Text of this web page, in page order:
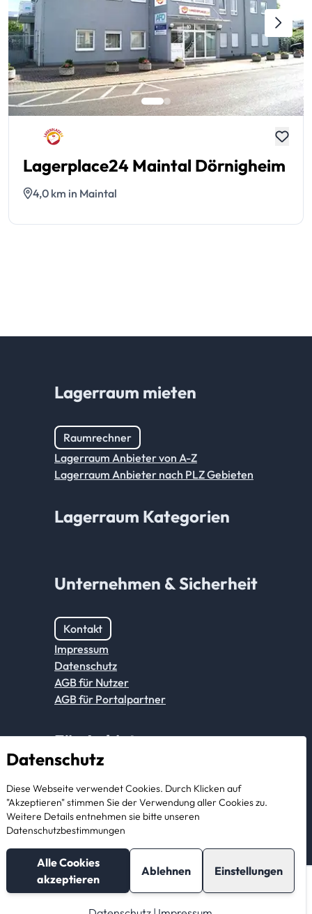
Lagerplace24 Maintal Dörnigheim
4,0 km in Maintal
Datenschutz
Diese Webseite verwendet Cookies. Durch Klicken auf
"Akzeptieren" stimmen Sie der Verwendung aller Cookies zu.
Weitere Details entnehmen sie bitte unseren
Datenschutzbestimmungen
Alle Cookies
akzeptieren
Ablehnen Einstellungen
Lagerraum mieten
Raumrechner
Lagerraum Anbieter von A-Z
Lagerraum Anbieter nach PLZ Gebieten
Lagerraum Kategorien
Unternehmen & Sicherheit
Kontakt
Impressum
Datenschutz
AGB für Nutzer
AGB für Portalpartner
Für Anbieter
Anmeldung Partnerkonto
Als Anbieter registrieren